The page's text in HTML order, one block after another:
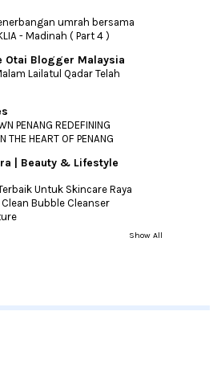
umrah bersama
- Madinah ( Part 4 )
Otai Blogger Malaysia
Lailatul Qadar Telah
PENANG REDEFINING
THE HEART OF PENANG
| Beauty & Lifestyle
Untuk Skincare Raya
Bubble Cleanser
Show All